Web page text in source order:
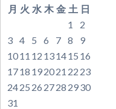
月 火 水 木 金 土 日
1
2
3 4 5 6 7 8
9
1011 12 131415 16
1718 192021 22 23
2425 26 2728 2930
31